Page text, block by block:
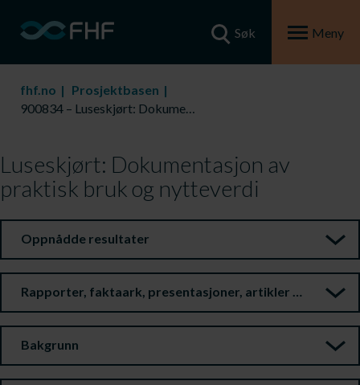
Søk Meny
fhf.no
Prosjektbasen
900834 – Luseskjørt: Dokumentasjon av praktisk bruk og nytteverdi
Luseskjørt: Dokumentasjon av
praktisk bruk og nytteverdi
Oppnådde resultater
Rapporter, faktaark, presentasjoner, artikler m.m.
Bakgrunn